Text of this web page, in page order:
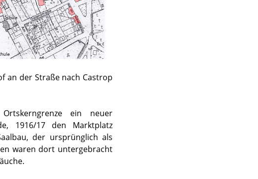
an der Straße nach Castrop
ein neuer
1916/17 den Marktplatz
der ursprünglich als
waren dort untergebracht